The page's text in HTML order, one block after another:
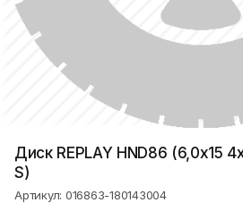
Диск REPLAY HND86 (6,0х15
S)
Артикул: 016863-180143004